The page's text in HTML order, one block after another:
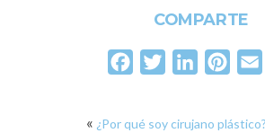
COMPARTE
FacebookTwitterLinkedIn
« ¿Por qué soy cirujano plástico?